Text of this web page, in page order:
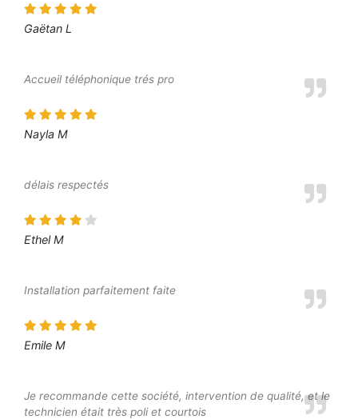
Gaëtan L
Accueil téléphonique trés pro
Nayla M
délais respectés
Ethel M
Installation parfaitement faite
Emile M
Je recommande cette société, intervention de qualité, et le
technicien était très poli et courtois